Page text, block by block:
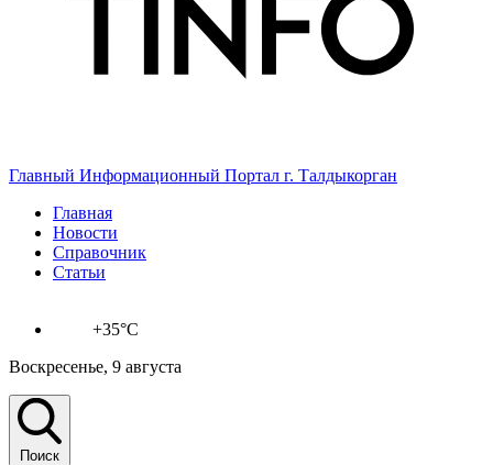
Главный Информационный Портал г. Талдыкорган
Главная
Новости
Справочник
Статьи
+35°C
Воскресенье, 9 августа
Поиск